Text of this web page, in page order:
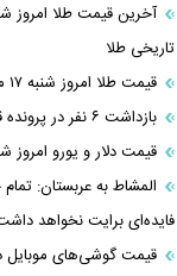
تاریخی طلا
قیمت طلا امروز شنبه ۱۷ مرداد ۱۴۰۵ + جدول
بازداشت ۶ نفر در پرونده قتل جوانی در ستارخان
قیمت دلار و یورو امروز شنبه ۱۷ مرداد ۱۴۰۵
المشاط به عربستان:
فایده‌ای برایت نخواهد